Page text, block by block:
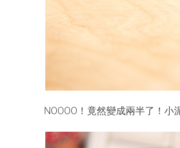
NOOOO！竟然變成兩半了！小